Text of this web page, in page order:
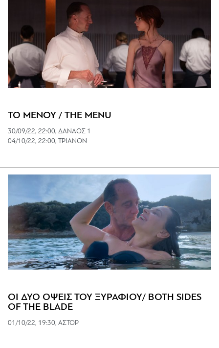
ΤΟ ΜΕΝΟΥ / THE MENU
30/09/22, 22:00, ΔANAOΣ 1
04/10/22, 22:00, ΤΡΙΑΝΟΝ
ΟΙ ΔΥΟ ΟΨΕΙΣ ΤΟΥ ΞΥΡΑΦΙΟΥ/ BOTH SIDES
OF THE BLADE
01/10/22, 19:30, ΑΣΤΟΡ